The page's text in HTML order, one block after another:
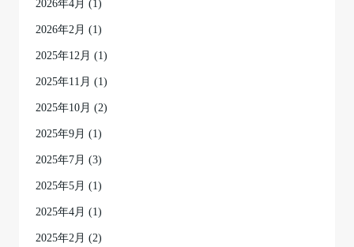
2026年4月 (1)
2026年2月 (1)
2025年12月 (1)
2025年11月 (1)
2025年10月 (2)
2025年9月 (1)
2025年7月 (3)
2025年5月 (1)
2025年4月 (1)
2025年2月 (2)